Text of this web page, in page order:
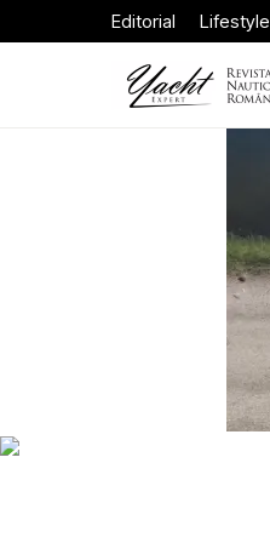
Editorial Lifestyle